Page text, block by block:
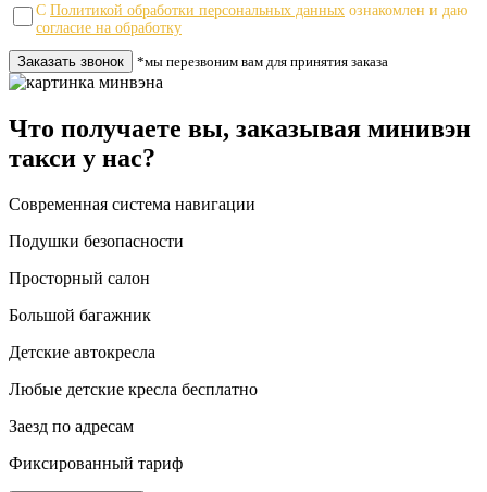
С Политикой обработки персональных данных ознакомлен и даю
согласие на обработку
*мы перезвоним вам для принятия заказа
Что получаете вы, заказывая минивэн
такси у нас?
Современная система навигации
Подушки безопасности
Просторный салон
Большой багажник
Детские автокресла
Любые детские кресла бесплатно
Заезд по адресам
Фиксированный тариф